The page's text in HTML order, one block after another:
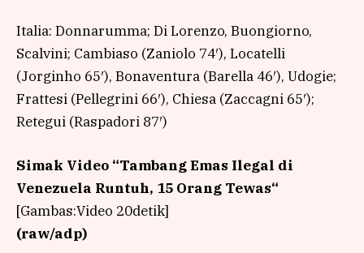
Italia: Donnarumma; Di Lorenzo, Buongiorno,
Scalvini; Cambiaso (Zaniolo 74′), Locatelli
(Jorginho 65′), Bonaventura (Barella 46′), Udogie;
Frattesi (Pellegrini 66′), Chiesa (Zaccagni 65′);
Retegui (Raspadori 87′)
Simak Video “Tambang Emas Ilegal di
Venezuela Runtuh, 15 Orang Tewas“
[Gambas:Video 20detik]
(raw/adp)